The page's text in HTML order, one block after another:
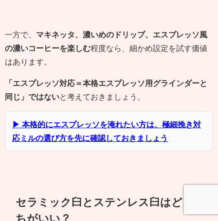
一方で、 マキネッタ、濃いめのドリップ、エスプレッソ風
の濃いコーヒーを楽しむ程度なら、細かめ設定を試す価値
はあります。
「エスプレッソ対応＝本格エスプレッソ用グラインダーと
同じ」ではないと考えておきましょう。
▶ 本格的にエスプレッソを淹れたい方は、極細挽き対
応ミルの選び方を先に確認しておきましょう
セラミック臼とステンレス臼はどっ
ちがいい？